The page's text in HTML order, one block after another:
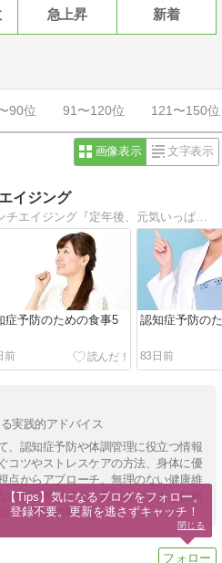
急上昇 新着
90位 91〜120位 121〜150位
画像表示 文字表示
イジング
富士山に登れる体を作るアンチエイジング『定年後、元気いっぱいで、富士山に登れる若い体を手に入れたい』アンチエイジング
症予防のための食事5
前
認知症予防の
83日前
実践的アドバイス
、認知症予防や体調管理に役立つ情報
コツやストレスケアの方法、身体に優
点からアプローチ。無理のない健康維
容が特徴です。親しみやすさと信頼
つ情報が満載です。
【Tips】気になるブログをフォロー。
登録不要。更新を逃さずキャッチ！
閉じる